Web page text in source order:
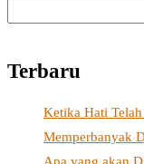
Terbaru
Ketika Hati
Memperbanyak